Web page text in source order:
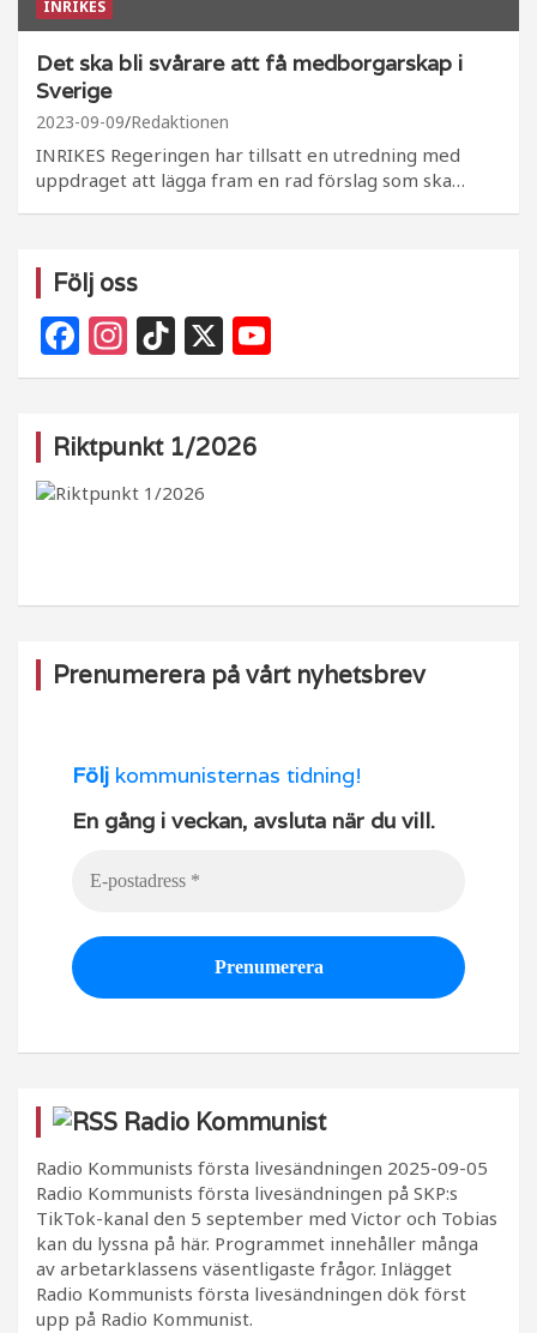
INRIKES
Det ska bli svårare att få medborgarskap i
Sverige
2023-09-09 Redaktionen
INRIKES Regeringen har tillsatt en utredning med
uppdraget att lägga fram en rad förslag som ska…
Följ oss
F
a
e
b
k
In
st
g
ra
Ti
k
o
k
X
o
Riktpunkt 1/2026
Prenumerera på vårt nyhetsbrev
Följ kommunisternas tidning!
En gång i veckan, avsluta när du vill.
Radio Kommunist
Radio Kommunists första livesändningen 2025-09-05
Radio Kommunists första livesändningen på SKP:s
TikTok-kanal den 5 september med Victor och Tobias
kan du lyssna på här. Programmet innehåller många
av arbetarklassens väsentligaste frågor. Inlägget
Radio Kommunists första livesändningen dök först
upp på Radio Kommunist.